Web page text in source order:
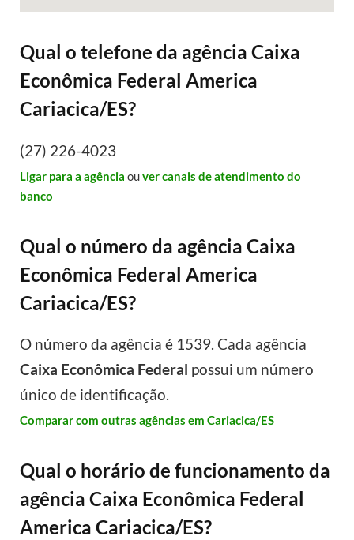
Qual o telefone da agência Caixa
Econômica Federal America
Cariacica/ES?
(27) 226-4023
Ligar para a agência ouver canais de atendimento do
banco
Qual o número da agência Caixa
Econômica Federal America
Cariacica/ES?
O número da agência é 1539. Cada agência
Caixa Econômica Federal possui um número
único de identificação.
Comparar com outras agências em Cariacica/ES
Qual o horário de funcionamento da
agência Caixa Econômica Federal
America Cariacica/ES?